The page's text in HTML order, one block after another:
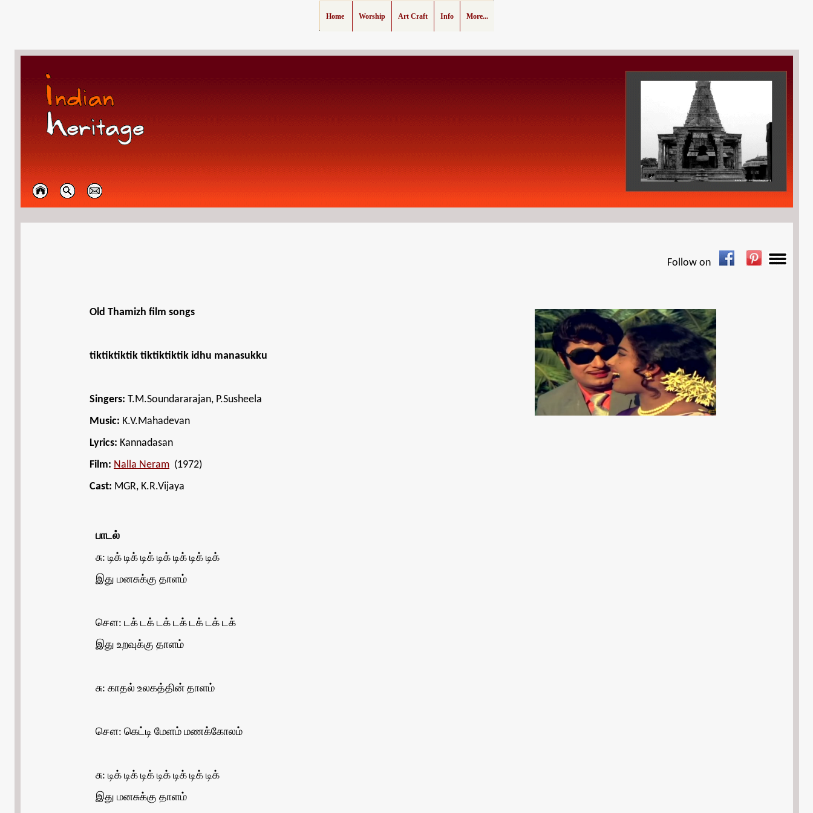
Home Worship Art Craft Info More...
Follow on
Old Thamizh film songs
tiktiktiktik tiktiktiktik idhu manasukku
Singers: T.M.Soundararajan, P.Susheela
Music: K.V.Mahadevan
Lyrics: Kannadasan
Film: Nalla Neram (1972)
Cast: MGR, K.R.Vijaya
பாடல்
சு: டிக் டிக் டிக் டிக் டிக் டிக் டிக்
இது மனசுக்கு தாளம்
சௌ: டக் டக் டக் டக் டக் டக் டக்
இது உறவுக்கு தாளம்
சு: காதல் உலகத்தின் தாளம்
சௌ: கெட்டி மேளம் மணக்கோலம்
சு: டிக் டிக் டிக் டிக் டிக் டிக் டிக்
இது மனசுக்கு தாளம்